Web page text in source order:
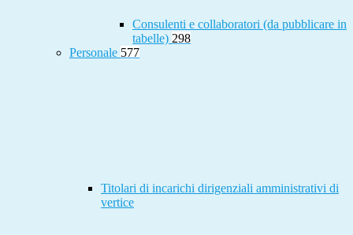
Consulenti e collaboratori (da pubblicare in
tabelle) 298
Personale 577
Titolari di incarichi dirigenziali amministrativi di
vertice